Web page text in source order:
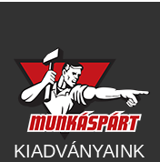
KIADVÁNYAINK